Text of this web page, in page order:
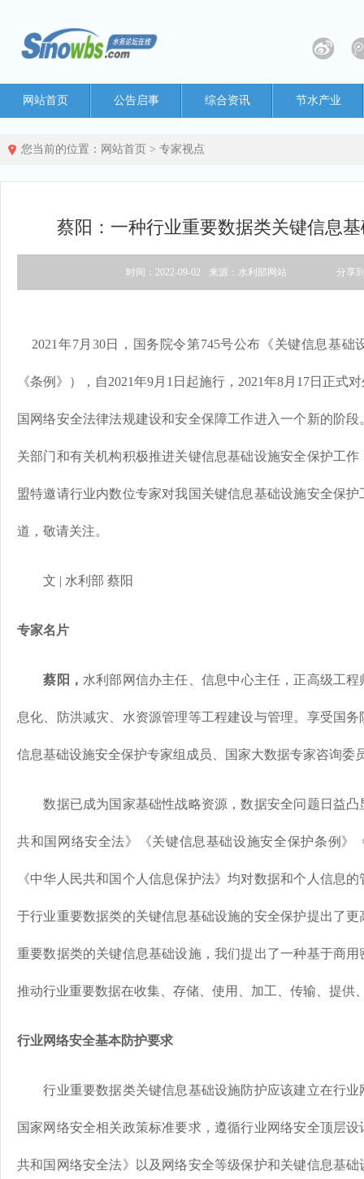
网站首页 公告启事 综合资讯 节水产业
您当前的位置： 网站首页 > 专家视点
蔡阳：一种行业重要数据类关键信息
时间：2022-09-02 来源：水利部网站 分享
2021年7月30日，国务院令第745号公布《关键信息基础
《条例》），自2021年9月1日起施行，2021年8月17日正式
国网络安全法律法规建设和安全保障工作进入一个新的阶
关部门和有关机构积极推进关键信息基础设施安全保护工
盟特邀请行业内数位专家对我国关键信息基础设施安全保
道，敬请关注。
文 | 水利部 蔡阳
专家名片
蔡阳， 水利部网信办主任、信息中心主任，正高级工
息化、防洪减灾、水资源管理等工程建设与管理。享受国
信息基础设施安全保护专家组成员、国家大数据专家咨询委
数据已成为国家基础性战略资源，数据安全问题日益凸
共和国网络安全法》《关键信息基础设施安全保护条例》
《中华人民共和国个人信息保护法》均对数据和个人信息
于行业重要数据类的关键信息基础设施的安全保护提出了
重要数据类的关键信息基础设施，我们提出了一种基于商
推动行业重要数据在收集、存储、使用、加工、传输、提供
行业网络安全基本防护要求
行业重要数据类关键信息基础设施防护应该建立在行业
国家网络安全相关政策标准要求，遵循行业网络安全顶层
共和国网络安全法》以及网络安全等级保护和关键信息基